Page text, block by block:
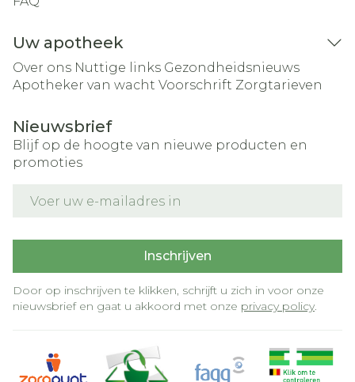
Uw apotheek
Over ons Nuttige links Gezondheidsnieuws
Apotheker van wacht Voorschrift Zorgtarieven
Nieuwsbrief
Blijf op de hoogte van nieuwe producten en
promoties
Inschrijven
Door op inschrijven te klikken, schrijft u zich in voor onze
nieuwsbrief en gaat u akkoord met onze privacy policy.